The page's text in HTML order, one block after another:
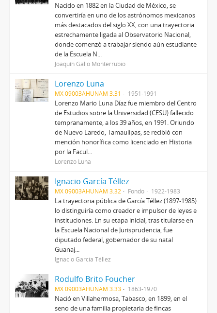
Nacido en 1882 en la Ciudad de México, se
convertiría en uno de los astrónomos mexicanos
más destacados del siglo XX, con una trayectoria
estrechamente ligada al Observatorio Nacional,
donde comenzó a trabajar siendo aún estudiante
de la Escuela N...
Joaquín Gallo Monterrubio
Lorenzo Luna
MX 09003AHUNAM 3.31 1951-1991
Lorenzo Mario Luna Díaz fue miembro del Centro
de Estudios sobre la Universidad (CESU) fallecido
tempranamente, a los 39 años, en 1991. Oriundo
de Nuevo Laredo, Tamaulipas, se recibió con
mención honorífica como licenciado en Historia
por la Facul...
Lorenzo Luna
Ignacio García Téllez
MX 09003AHUNAM 3.32 Fondo 1922-1983
La trayectoria pública de García Téllez (1897-1985)
lo distinguiría como creador e impulsor de leyes e
instituciones. En su etapa inicial, tras titularse en
la Escuela Nacional de Jurisprudencia, fue
diputado federal, gobernador de su natal
Guanaj...
Ignacio García Téllez
Rodulfo Brito Foucher
MX 09003AHUNAM 3.33 1863-1970
Nació en Villahermosa, Tabasco, en 1899, en el
seno de una familia propietaria de fincas